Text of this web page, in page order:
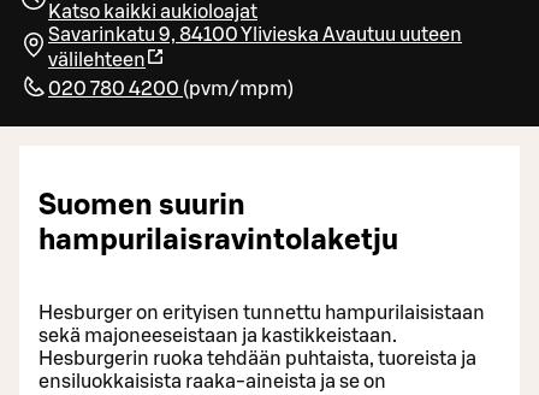
Katso kaikki aukioloajat
Savarinkatu 9, 84100 Ylivieska Avautuu uuteen
välilehteen
020 780 4200 (pvm/mpm)
Suomen suurin
hampurilaisravintolaketju
Hesburger on erityisen tunnettu hampurilaisistaan
sekä majoneeseistaan ja kastikkeistaan.
Hesburgerin ruoka tehdään puhtaista, tuoreista ja
ensiluokkaisista raaka-aineista ja se on